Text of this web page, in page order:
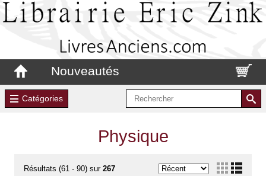
Nouveautés
Catégories
Physique
Résultats (61 - 90) sur 267